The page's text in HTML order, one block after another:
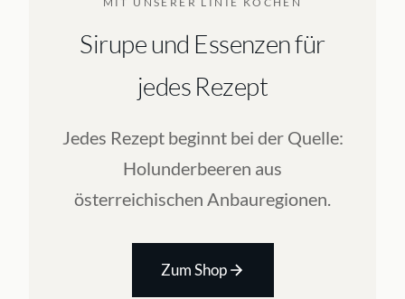
Sirupe und Essenzen für
jedes Rezept
Jedes Rezept beginnt bei der Quelle:
Holunderbeeren aus
österreichischen Anbauregionen.
Zum Shop